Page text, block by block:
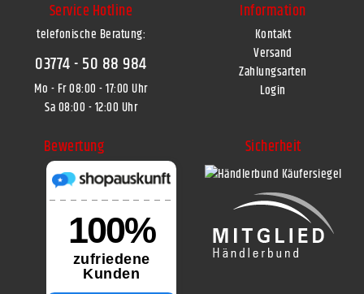
Service Hotline
telefonische Beratung:
03774 - 50 88 984
Mo - Fr 08:00 - 17:00 Uhr
Sa 08:00 - 12:00 Uhr
Information
Kontakt
Versand
Zahlungsarten
Login
Bewertung Sicherheit